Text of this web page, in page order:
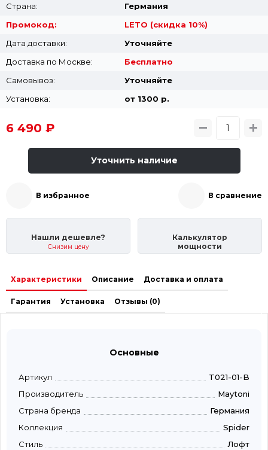
Страна:
Германия
Промокод:
LETO (скидка 10%)
Дата доставки:
Уточняйте
Доставка по Москве:
Бесплатно
Самовывоз:
Уточняйте
Установка:
от 1300 p.
6 490 ₽
Уточнить наличие
В избранное В сравнение
Нашли дешевле?
Снизим цену
Калькулятор
мощности
Характеристики Описание Доставка и оплата
Гарантия Установка Отзывы (0)
Основные
Артикул
T021-01-B
Производитель
Maytoni
Страна бренда
Германия
Коллекция
Spider
Стиль
Лофт